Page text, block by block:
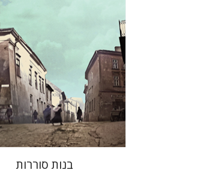
הנחת אתר ספר מודפס
$35
$32
בנות סוררות